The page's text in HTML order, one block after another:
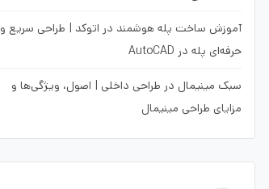
آموزش ساخت پله هوشمند در اتوکد | طراحی سریع و
حرفه‌ای پله در AutoCAD
سبک مینیمال در طراحی داخلی | اصول، ویژگی‌ها و
مزایای طراحی مینیمال